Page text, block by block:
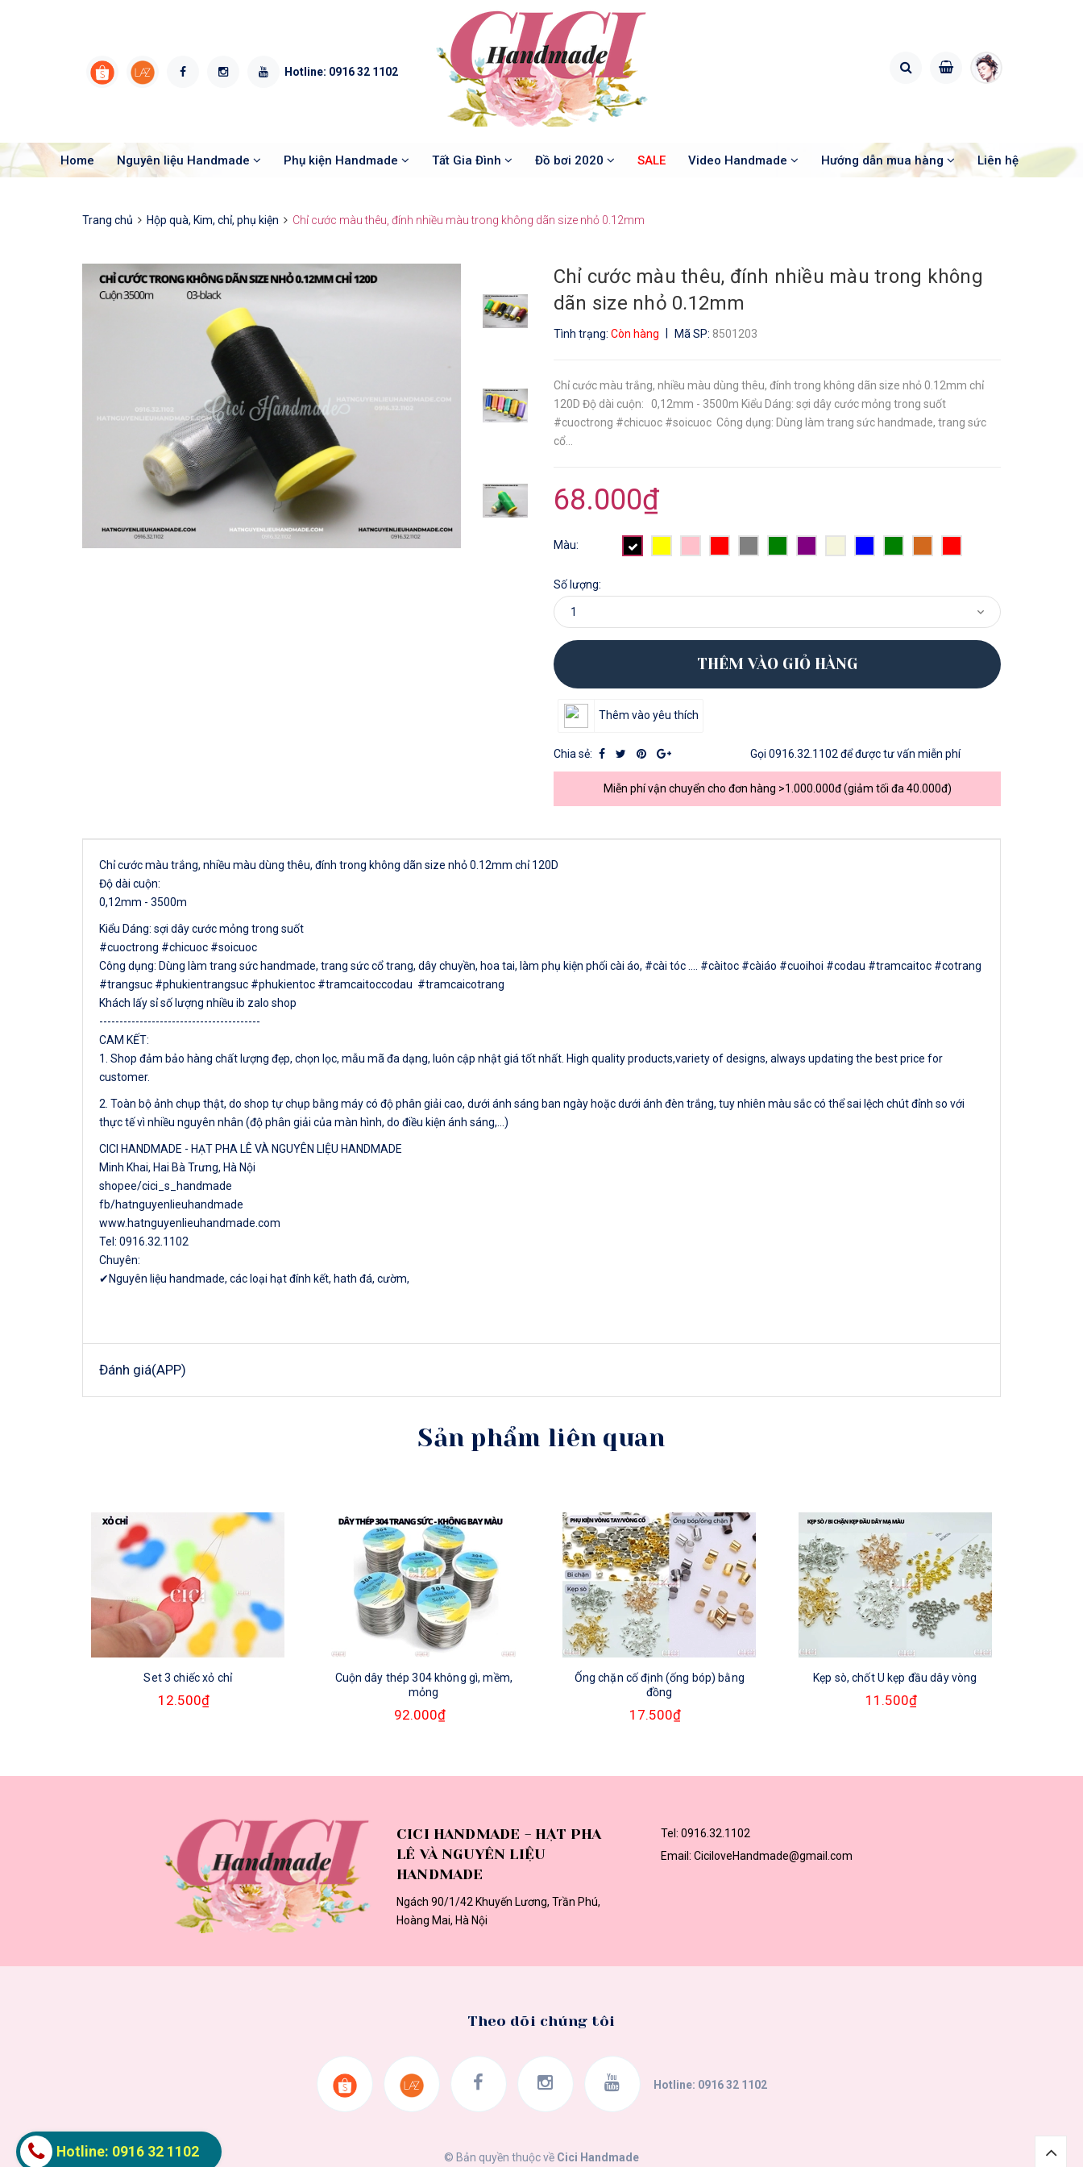
Hotline: 0916 32 1102
Home Nguyên liệu Handmade Phụ kiện Handmade Tất Gia Đình Đồ bơi 2020 SALE Video Handmade Hướng dẫn mua hàng Liên hệ
Trang chủ Hộp quà, Kim, chỉ, phụ kiện Chỉ cước màu thêu, đính nhiều màu trong không dãn size nhỏ 0.12mm
Chỉ cước màu thêu, đính nhiều màu trong không
dãn size nhỏ 0.12mm
Tình trạng: Còn hàng Mã SP: 8501203
Chỉ cước màu trắng, nhiều màu dùng thêu, đính trong không dãn size nhỏ 0.12mm chỉ
120D Độ dài cuộn: 0,12mm - 3500m Kiểu Dáng: sợi dây cước mỏng trong suốt
#cuoctrong #chicuoc #soicuoc Công dụng: Dùng làm trang sức handmade, trang sức
cổ...
68.000₫
Màu:
Số lượng:
THÊM VÀO GIỎ HÀNG
Thêm vào yêu thích
Chia sẻ: Gọi 0916.32.1102 để được tư vấn miễn phí
Miễn phí vận chuyển cho đơn hàng >1.000.000đ (giảm tối đa 40.000đ)
Chỉ cước màu trắng, nhiều màu dùng thêu, đính trong không dãn size nhỏ 0.12mm chỉ 120D
Độ dài cuộn:
0,12mm - 3500m
Kiểu Dáng: sợi dây cước mỏng trong suốt
#cuoctrong #chicuoc #soicuoc
Công dụng: Dùng làm trang sức handmade, trang sức cổ trang, dây chuyền, hoa tai, làm phụ kiện phối cài áo, #cài tóc .... #càitoc #càiáo #cuoihoi #codau #tramcaitoc #cotrang
#trangsuc #phukientrangsuc #phukientoc #tramcaitoccodau #tramcaicotrang
Khách lấy sỉ số lượng nhiều ib zalo shop
----------------------------------------
CAM KẾT:
1. Shop đảm bảo hàng chất lượng đẹp, chọn lọc, mẫu mã đa dạng, luôn cập nhật giá tốt nhất. High quality products,variety of designs, always updating the best price for
customer.
2. Toàn bộ ảnh chụp thật, do shop tự chụp bằng máy có độ phân giải cao, dưới ánh sáng ban ngày hoặc dưới ánh đèn trắng, tuy nhiên màu sắc có thể sai lệch chút đỉnh so với
thực tế vì nhiều nguyên nhân (độ phân giải của màn hình, do điều kiện ánh sáng,…)
CICI HANDMADE - HẠT PHA LÊ VÀ NGUYÊN LIỆU HANDMADE
Minh Khai, Hai Bà Trưng, Hà Nội
shopee/cici_s_handmade
fb/hatnguyenlieuhandmade
www.hatnguyenlieuhandmade.com
Tel: 0916.32.1102
Chuyên:
✔Nguyên liệu handmade, các loại hạt đính kết, hath đá, cườm,
Đánh giá(APP)
Sản phẩm liên quan
Set 3 chiếc xỏ chỉ
12.500₫
Cuộn dây thép 304 không gì, mềm,
mỏng
92.000₫
Ống chặn cố định (ống bóp) bằng
đồng
17.500₫
Kẹp sò, chốt U kẹp đầu dây vòng
11.500₫
CICI HANDMADE - HẠT PHA
LÊ VÀ NGUYÊN LIỆU
HANDMADE
Ngách 90/1/42 Khuyến Lương, Trần Phú,
Hoàng Mai, Hà Nội
Tel: 0916.32.1102
Email: CiciloveHandmade@gmail.com
Theo dõi chúng tôi
Hotline: 0916 32 1102
© Bản quyền thuộc về Cici Handmade
Hotline: 0916 32 1102